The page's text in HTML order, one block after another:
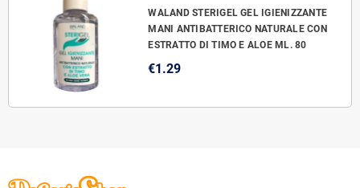
WALAND STERIGEL GEL IGIENIZZANTE
MANI ANTIBATTERICO NATURALE CON
ESTRATTO DI TIMO E ALOE ML. 80
€1.29